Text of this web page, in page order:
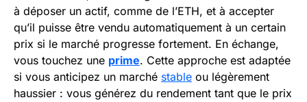
à déposer un actif, comme de l’ETH, et à accepter
qu’il puisse être vendu automatiquement à un certain
prix si le marché progresse fortement. En échange,
vous touchez une prime. Cette approche est adaptée
si vous anticipez un marché stable ou légèrement
haussier : vous générez du rendement tant que le prix